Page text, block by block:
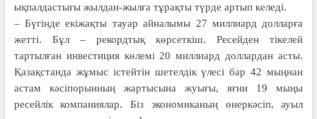
ықпалдастығы жылдан-жылға тұрақты түрде артып келеді.
– Бүгінде екіжақты тауар айналымы 27 миллиард долларға
жетті. Бұл – рекордтық көрсеткіш. Ресейден тікелей
тартылған инвестиция көлемі 20 миллиард доллардан асты.
Қазақстанда жұмыс істейтін шетелдік үлесі бар 42 мыңнан
астам кәсіпорынның жартысына жуығы, яғни 19 мыңы
ресейлік компаниялар. Біз экономиканың өнеркәсіп, ауыл